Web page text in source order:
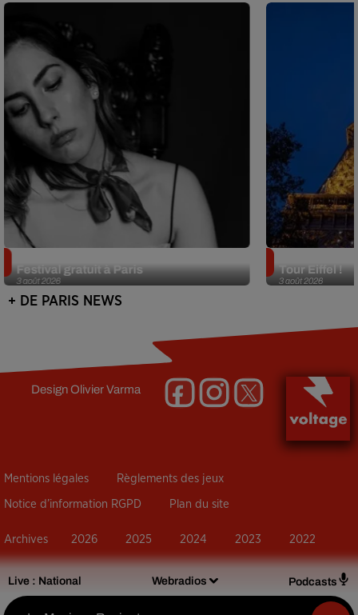
Live : National Webradios Podcasts
3 août 2026
Festival gratuit à Paris
3 août 2026
Tour Eiffel !
+ DE PARIS NEWS
DesignOlivier Varma
Mentions légales Règlements des jeux
Notice d’information RGPD Plan du site
Archives 2026 2025 2024 2023 2022